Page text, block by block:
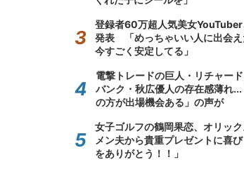
登録者60万超人気美女
発表 「めっちゃいい人に出会え
今すごく安定してる」
電撃トレードの巨人・リチャー
バンク・秋広優人の存在感薄れ...
の方が出場機会ある」の声が
女子ゴルフの鶴岡果恋、オリッ
メン夫から貴重プレゼントに喜
をありがとう！！」